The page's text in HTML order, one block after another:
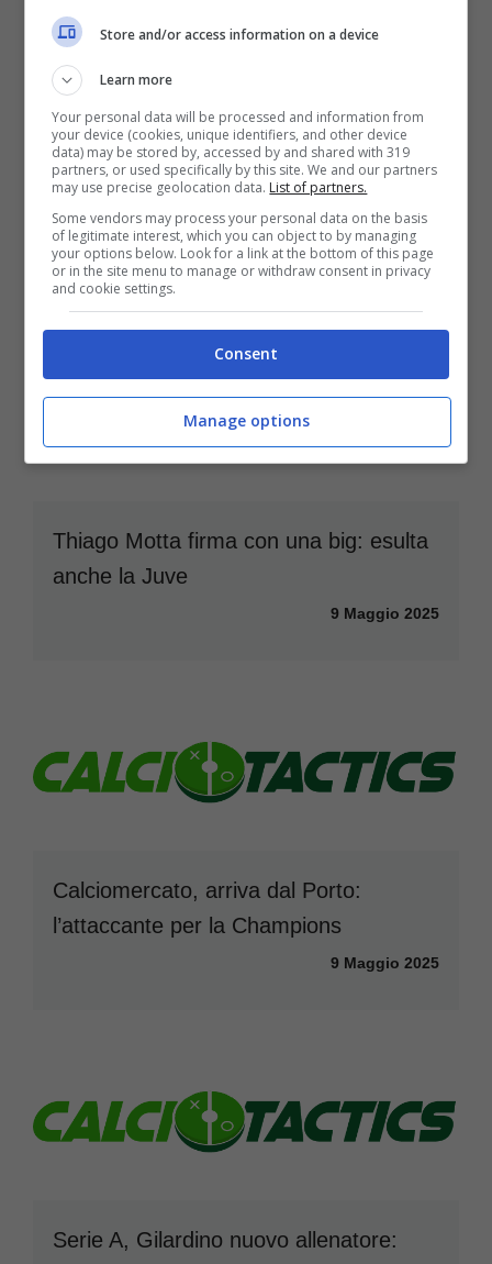
Paura tra i calciatori: razzi in campo,
partita sospesa
9 Maggio 2025
Thiago Motta firma con una big: esulta
anche la Juve
9 Maggio 2025
Calciomercato, arriva dal Porto:
l’attaccante per la Champions
9 Maggio 2025
Serie A, Gilardino nuovo allenatore:
Store and/or access information on a device
Learn more
Your personal data will be processed and information from
your device (cookies, unique identifiers, and other device
data) may be stored by, accessed by and shared with 319
partners, or used specifically by this site. We and our partners
may use precise geolocation data. List of partners.
Some vendors may process your personal data on the basis
of legitimate interest, which you can object to by managing
your options below. Look for a link at the bottom of this page
or in the site menu to manage or withdraw consent in privacy
and cookie settings.
Consent
Manage options